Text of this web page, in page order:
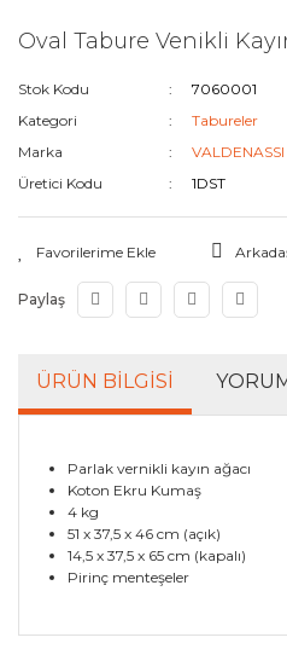
Oval Tabure Venikli
Stok Kodu
7060001
Kategori
Tabureler
Marka
Üretici Kodu
1DST
Paylaş
ÜRÜN BILGISI
Parlak vernikli kayın ağacı
Koton Ekru Kumaş
4 kg
51 x 37,5 x 46 cm (açık)
14,5 x 37,5 x 65 cm (kapalı)
Pirinç menteşeler
Bu ürünün fiyat bilgisi, resim,